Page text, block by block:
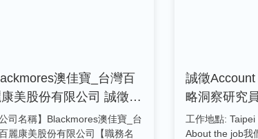
澳佳寶_台灣百
康美股份有限公司 誠徵行
助理
公司名稱】Blackmores澳佳寶_台
麗康美股份有限公司【職務名
誠徵
略洞察研究員
工作地點:
About the job我